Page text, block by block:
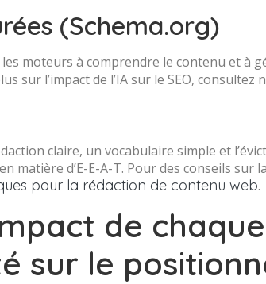
(Schema.org)
moteurs à comprendre le contenu et à
sur l’impact de l’IA sur le SEO,
claire, un vocabulaire simple et
matière d’E-E-A-T. Pour des conseils
pour la rédaction de contenu web.
de
sur le